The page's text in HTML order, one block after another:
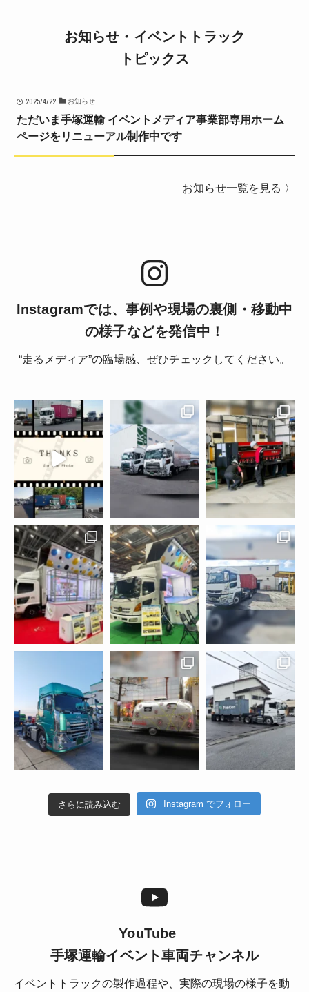
お知らせ・イベントトラック
トピックス
2025/4/22 お知らせ
ただいま手塚運輸 イベントメディア事業部専用ホーム
ページをリニューアル制作中です
お知らせ一覧を見る 〉
Instagramでは、事例や現場の裏側・移動中
の様子などを発信中！
“走るメディア”の臨場感、ぜひチェックしてください。
さらに読み込む Instagram でフォロー
YouTube
手塚運輸イベント車両チャンネル
イベントトラックの製作過程や、実際の現場の様子を動